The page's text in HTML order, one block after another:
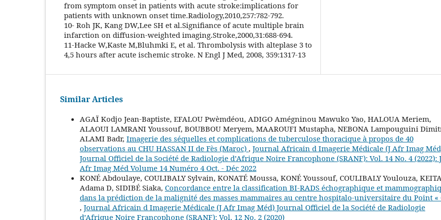
from symptom onset in patients with acute stroke:implications for
patients with unknown onset time.Radiology,2010,257:782-792.
10- Roh JK, Kang DW,Lee SH et al.Signifiance of acute multiple brain
infarction on diffusion-weighted imaging.Stroke,2000,31:688-694.
11-Hacke W,Kaste M,Bluhmki E, et al. Thrombolysis with alteplase 3 to
4,5 hours after acute ischemic stroke. N Engl J Med, 2008, 359:1317-13
Similar Articles
AGAÏ Kodjo Jean-Baptiste, EFALOU Pwèmdéou, ADIGO Amégninou Mawuko Yao, HALOUA Meriem,
ALAOUI LAMRANI Youssouf, BOUBBOU Meryem, MAAROUFI Mustapha, NEBONA Lampouguini
ALAMI Badr, Imagerie des séquelles et complications de tuberculose thoracique à propos de 40
observations au CHU HASSAN II de Fès (Maroc) , Journal Africain d Imagerie Médicale (J Afr Imag
Journal Officiel de la Société de Radiologie d’Afrique Noire Francophone (SRANF): Vol. 14 No. 4 (2022): J
Afr Imag Méd Volume 14 Numéro 4 Oct. - Déc 2022
KONÉ Abdoulaye, COULIBALY Sylvain, KONATÉ Moussa, KONÉ Youssouf, COULIBALY Youlouza, KEITA
Adama D, SIDIBÉ Siaka, Concordance entre la classification BI-RADS échographique et
dans la prédiction de la malignité des masses mammaires au centre hospitalo-universitaire du Point «
, Journal Africain d Imagerie Médicale (J Afr Imag Méd) Journal Officiel de la Société de Radiologie
d’Afrique Noire Francophone (SRANF): Vol. 12 No. 2 (2020)